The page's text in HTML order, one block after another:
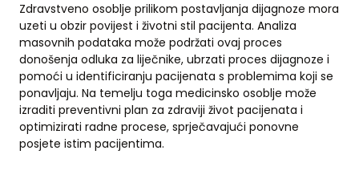
Zdravstveno osoblje prilikom postavljanja dijagnoze mora
uzeti u obzir povijest i životni stil pacijenta. Analiza
masovnih podataka može podržati ovaj proces
donošenja odluka za liječnike, ubrzati proces dijagnoze i
pomoći u identificiranju pacijenata s problemima koji se
ponavljaju. Na temelju toga medicinsko osoblje može
izraditi preventivni plan za zdraviji život pacijenata i
optimizirati radne procese, sprječavajući ponovne
posjete istim pacijentima.